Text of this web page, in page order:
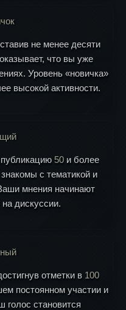
не менее десяти
что вы уже
Уровень «новичка»
высокой активности.
50 и более
с тематикой и
мнения начинают
дискуссии.
отметки в 100
постоянном участии и
голос становится